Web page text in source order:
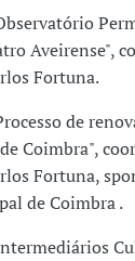
Aveirense",
Fortuna.
de
Coimbra",
Fortuna,
de Coimbra .